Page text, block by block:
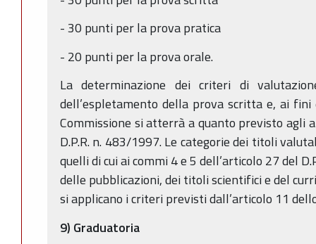
- 30 punti per la prova pratica
- 20 punti per la prova orale.
La determinazione dei criteri di
dell’espletamento della prova scritta e, ai
Commissione si atterrà a quanto previsto agli
D.P.R. n. 483/1997. Le categorie dei titoli
quelli di cui ai commi 4 e 5 dell’articolo 27 del
delle pubblicazioni, dei titoli scientifici e del
si applicano i criteri previsti dall’articolo 11
9) Graduatoria